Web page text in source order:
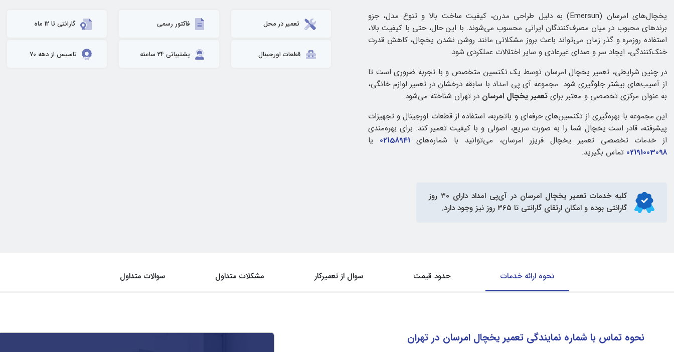
یخچال‌های امرسان (Emersun) به دلیل طراحی مدرن، کیفیت ساخت بالا و تنوع مدل، جزو
برندهای محبوب در میان مصرف‌کنندگان ایرانی محسوب می‌شوند. با این حال، حتی با کیفیت بالا،
استفاده روزمره و گذر زمان می‌تواند باعث بروز مشکلاتی مانند روشن نشدن یخچال، کاهش قدرت
خنک‌کنندگی، ایجاد سر و صدای غیرعادی و سایر اختلالات عملکردی شود.
در چنین شرایطی، تعمیر یخچال امرسان توسط یک تکنسین متخصص و با تجربه ضروری است تا
از آسیب‌های بیشتر جلوگیری شود. مجموعه آی پی امداد با سابقه درخشان در تعمیر لوازم خانگی،
به عنوان مرکزی تخصصی و معتبر برای تعمیر یخچال امرسان در تهران شناخته می‌شود.
این مجموعه با بهره‌گیری از تکنسین‌های حرفه‌ای و باتجربه، استفاده از قطعات اورجینال و تجهیزات
پیشرفته، قادر است یخچال شما را به‌ صورت سریع، اصولی و با کیفیت تعمیر کند. برای بهره‌مندی
از خدمات تخصصی تعمیر یخچال فریزر امرسان، می‌توانید با شماره‌های 02158941 یا
02191003098 تماس بگیرید.
کلیه خدماتتعمیر یخچال امرسان
در آی‌پی امداد دارای ۳۰ روز
گارانتی بوده و امکان ارتقای گارانتی تا ۳۶۵ روز نیز وجود دارد.
تعمیر در محل فاکتور رسمی گارانتی تا 12 ماه
قطعات اورجینال پشتیبانی 24 ساعته تاسیس از دهه 70
نحوه ارائه خدمات حدود قیمت سوال از تعمیرکار مشکلات متداول سوالات متداول
نحوه تماس با شماره نمایندگی تعمیر یخچال امرسان در تهران